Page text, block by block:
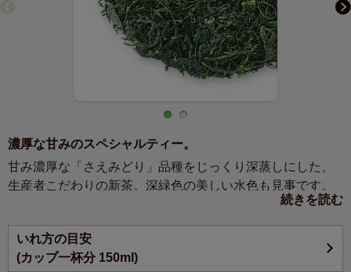
濃厚な甘みのスペシャルティー。
甘み濃厚な「さえみどり」品種をじっくり深蒸しにした、
生産者こだわりの新茶。深緑色の美しい水色も見事です。
【バイヤーおすすめ】
知名度の高いお茶処・知覧の中でも、その徹底した品質へ
のこだわりと実力で有名な生産者である西垂水（にしたる
続きを読む
いれ方の目安
(カップ一杯分 150ml)